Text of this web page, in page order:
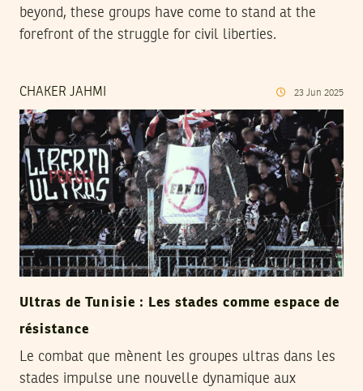
beyond, these groups have come to stand at the
forefront of the struggle for civil liberties.
CHAKER JAHMI 23 Jun 2025
Ultras de Tunisie : Les stades comme espace de
résistance
Le combat que mènent les groupes ultras dans les
stades impulse une nouvelle dynamique aux